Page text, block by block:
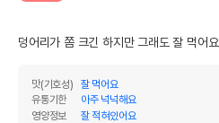
덩어리가 쫌 크긴 하지만 그래도 잘 먹어요
맛(기호성)
잘 먹어요
유통기한
아주 넉넉해요
영양정보
잘 적혀있어요